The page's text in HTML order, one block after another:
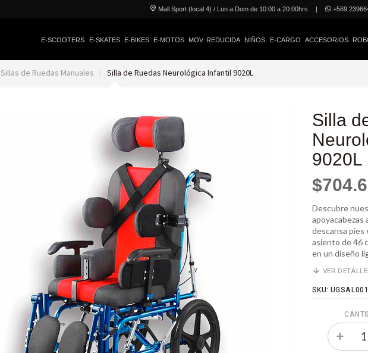
Mall Sport (local 4) / Lun a Dom de 10:00 a 20:00hrs | +569
E-SCOOTERS E-SKATES E-BIKES E-MOTOS MOV. REDUCIDA NIÑOS E-CARGO ACCESORIOS
Sillas de Ruedas Manuales Silla de Ruedas Neurológica Infantil 9020L
Silla
9020L
Descubre
descansa pies
asiento de 46
en un diseño
VER
SKU: